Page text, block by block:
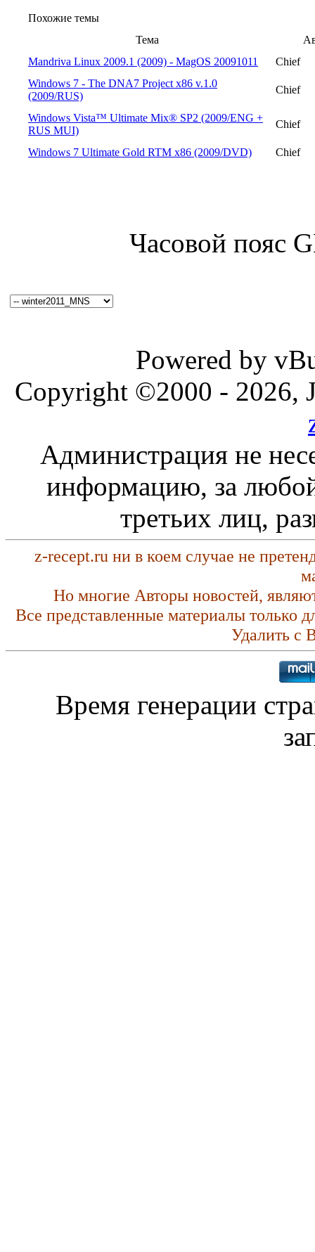
Похожие темы
Тема
Mandriva Linux 2009.1 (2009) - MagOS 20091011
Chief
Windows 7 - The DNA7 Project x86 v.1.0
(2009/RUS)
Chief
Windows Vista™ Ultimate Mix® SP2 (2009/ENG +
RUS MUI)
Chief
Windows 7 Ultimate Gold RTM x86 (2009/DVD) Chief
Часовой пояс
Powered by
Copyright ©2000 - 2026,
Администрация не
информацию, за любой
третьих лиц,
z-recept.ru ни в коем случае не
Но многие Авторы новостей,
Все представленные материалы только
Удалить с
Время генерации